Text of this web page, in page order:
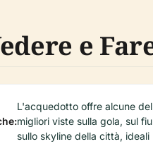
e
L'acquedotto offre alcune
migliori viste sulla gola, sul
sullo skyline della città, ideali